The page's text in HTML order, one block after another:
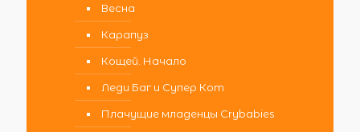
Весна
Карапуз
Кощей. Начало
Леди Баг и Супер Кот
Плачущие младенцы Crybabies